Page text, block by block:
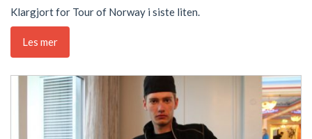
Klargjort for Tour of Norway i siste liten.
Les mer